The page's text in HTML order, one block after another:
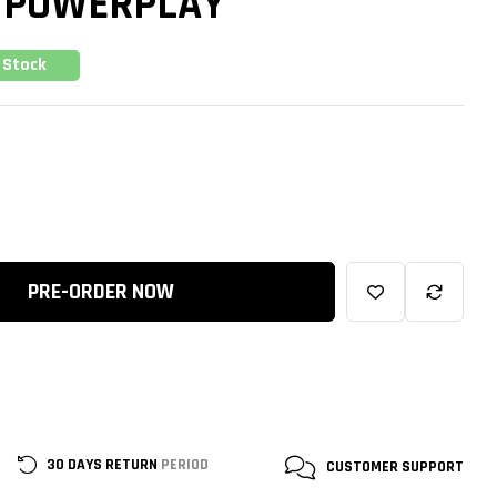
PRE-ORDER NOW
30 DAYS RETURN PERIOD CUSTOMER SUPPORT